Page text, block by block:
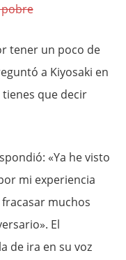
tener un poco de
a Kiyosaki en
tienes que decir
«Ya he visto
mi experiencia
muchos
El
de ira en su voz